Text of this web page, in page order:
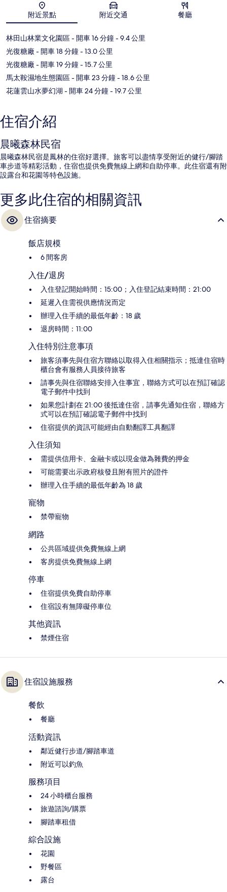
地圖
附近景點 附近交通 餐廳
林田山林業文化園區- 開車 16 分鐘- 9.4 公里
光復糖廠 - 開車 18 分鐘- 13.0 公里
光復糖廠 - 開車 19 分鐘- 15.7 公里
馬太鞍濕地生態園區- 開車 23 分鐘- 18.6 公里
花蓮雲山水夢幻湖 - 開車 24 分鐘- 19.7 公里
住宿介紹
晨曦森林民宿
晨曦森林民宿是鳳林的住宿好選擇。旅客可以盡情享受附近的健行/腳踏
車步道等精彩活動，住宿也提供免費無線上網和自助停車。此住宿還有附
設露台和花園等特色設施。
更多此住宿的相關資訊
住宿摘要
飯店規模
6 間客房
入住/退房
入住登記開始時間：15:00；入住登記結束時間：21:00
延遲入住需視供應情況而定
辦理入住手續的最低年齡：18 歲
退房時間：11:00
入住特別注意事項
旅客須事先與住宿方聯絡以取得入住相關指示；抵達住宿時
櫃台會有服務人員接待旅客
請事先與住宿聯絡安排入住事宜，聯絡方式可以在預訂確認
電子郵件中找到
如果您計劃在 21:00 後抵達住宿，請事先通知住宿，聯絡方
式可以在預訂確認電子郵件中找到
住宿提供的資訊可能經由自動翻譯工具翻譯
入住須知
需提供信用卡、金融卡或以現金做為雜費的押金
可能需要出示政府核發且附有照片的證件
辦理入住手續的最低年齡為 18 歲
寵物
禁帶寵物
網路
公共區域提供免費無線上網
客房提供免費無線上網
停車
住宿提供免費自助停車
住宿設有無障礙停車位
其他資訊
禁煙住宿
住宿設施服務
餐飲
餐廳
活動資訊
鄰近健行步道/腳踏車道
附近可以釣魚
服務項目
24 小時櫃台服務
旅遊諮詢/購票
腳踏車租借
綜合設施
花園
野餐區
露台